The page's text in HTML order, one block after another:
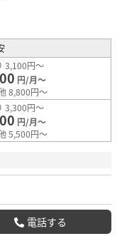
3,100円～
円/月～
8,800円～
3,300円～
円/月～
5,500円～
電話する